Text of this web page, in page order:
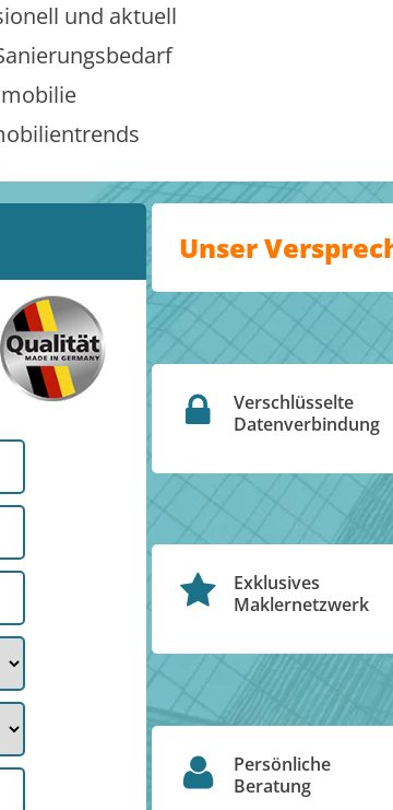
und aktuell
Unser
Verschlüsselte
Datenverbindung
Exklusives
Maklernetzwerk
Persönliche
Beratung